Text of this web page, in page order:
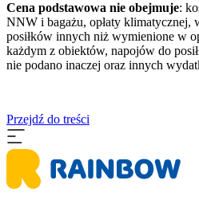
Cena podstawowa nie obejmuje:
NNW i bagażu, opłaty klimatycznej,
posiłków innych niż wymienione w
każdym z obiektów, napojów do
nie podano inaczej oraz innych
Przejdź do treści